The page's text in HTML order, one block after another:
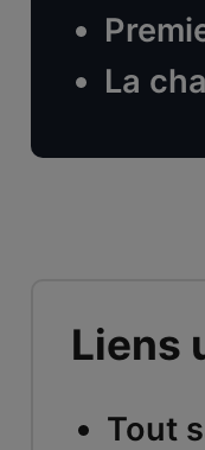
La
Liens
Tout